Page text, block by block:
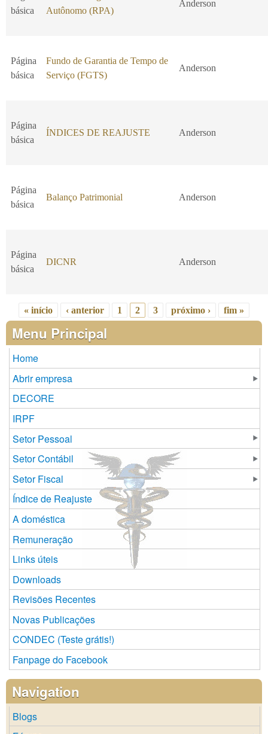
básica
Autônomo (RPA)
Anderson
Página
básica
Fundo de Garantia de Tempo de
Serviço (FGTS)
Anderson
Página
básica
ÍNDICES DE REAJUSTE Anderson
Página
básica
Balanço Patrimonial Anderson
Página
básica
DICNR Anderson
Páginas
« início ‹ anterior 1 2 3 próximo › fim »
Menu Principal
Home
Abrir empresa
DECORE
IRPF
Setor Pessoal
Setor Contábil
Setor Fiscal
Índice de Reajuste
A doméstica
Remuneração
Links úteis
Downloads
Revisões Recentes
Novas Publicações
CONDEC (Teste grátis!)
Fanpage do Facebook
Navigation
Blogs